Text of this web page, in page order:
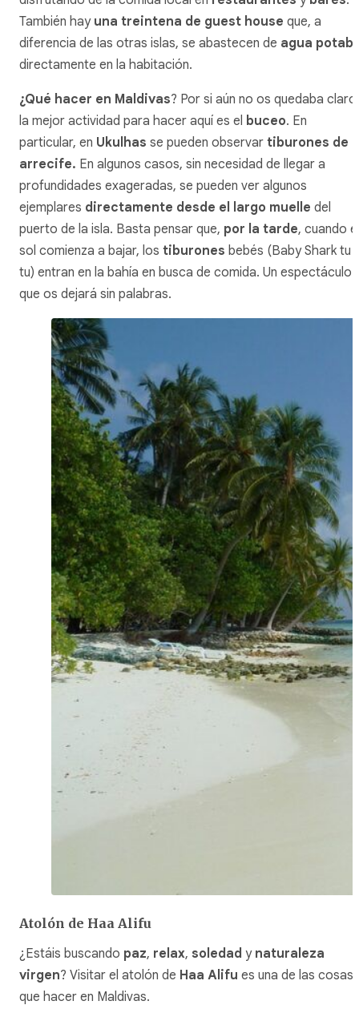
También hay una treintena de guest house que, a
diferencia de las otras islas, se abastecen de agua
directamente en la habitación.
¿Qué hacer en Maldivas? Por si aún no os quedaba claro,
la mejor actividad para hacer aquí es el buceo. En
particular, en Ukulhas se pueden observar tiburones de
arrecife. En algunos casos, sin necesidad de llegar a
profundidades exageradas, se pueden ver algunos
ejemplares directamente desde el largo muelle del
puerto de la isla. Basta pensar que, por la tarde, cuando el
sol comienza a bajar, los tiburones bebés (Baby Shark tu
tu) entran en la bahía en busca de comida. Un espectáculo
que os dejará sin palabras.
Atolón de Haa Alifu
¿Estáis buscando paz, relax, soledad y naturaleza
virgen? Visitar el atolón de Haa Alifu es una de las cosas
que hacer en Maldivas.